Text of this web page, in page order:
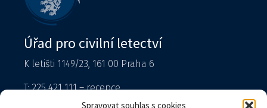
Spravovat souhlas s cookies
Úřad pro civilní letectví
K letišti 1149/23, 161 00 Praha 6
T: 225 421 111 – recepce